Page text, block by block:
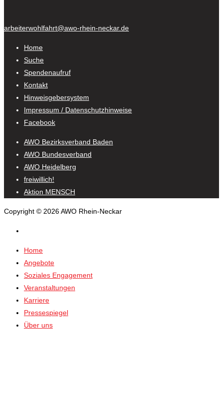
arbeiterwohlfahrt@awo-rhein-neckar.de
Home
Suche
Spendenaufruf
Kontakt
Hinweisgebersystem
Impressum / Datenschutzhinweise
Facebook
AWO Bezirksverband Baden
AWO Bundesverband
AWO Heidelberg
freiwillich!
Aktion MENSCH
Copyright © 2026 AWO Rhein-Neckar
Home
Angebote
Soziales Engagement
Veranstaltungen
Karriere
Pressespiegel
Über uns